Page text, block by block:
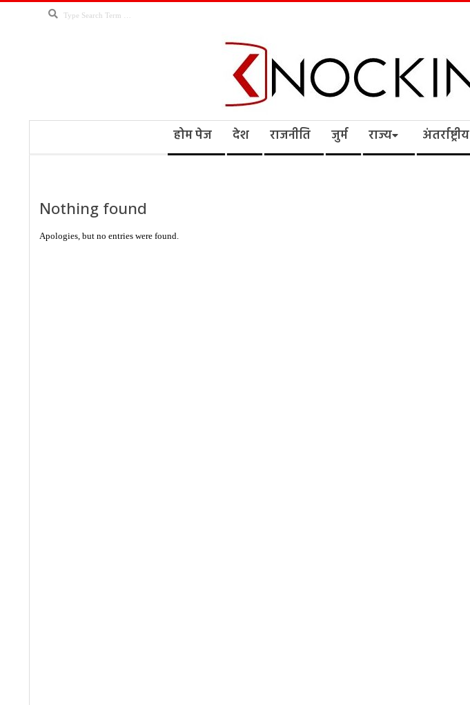
Search
Knocking
होम पेज देश राजनीति जुर्म राज्य अंतर्राष्ट्रीय
Nothing found
Apologies, but no entries were found.